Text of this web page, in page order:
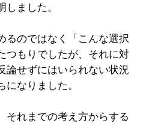
しました。
のではなく「こんな選択
つもりでしたが、それに対
論せずにはいられない状況
なりました。
れまでの考え方からする